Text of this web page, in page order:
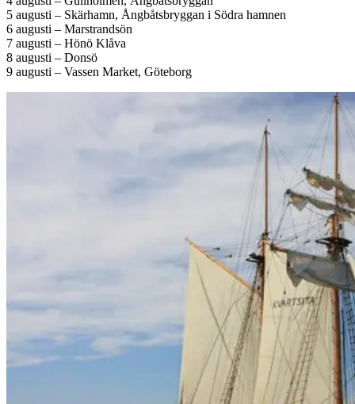
5 augusti – Skärhamn, Ångbåtsbryggan i Södra hamnen
6 augusti – Marstrandsön
7 augusti – Hönö Klåva
8 augusti – Donsö
9 augusti – Vassen Market, Göteborg